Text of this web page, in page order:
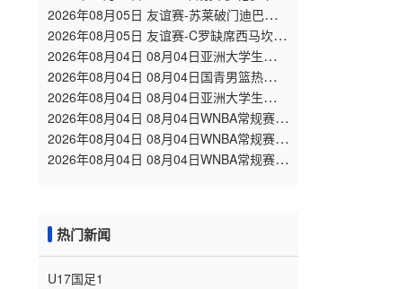
81 - 92 金州女武神 全场集锦
2026年08月05日 友谊赛-苏莱破门迪巴拉助
攻 罗马4-1纽波特郡
2026年08月05日 友谊赛-C罗缺席西马坎送
点 胜利0-2不敌阿尔梅里亚
2026年08月04日 08月04日亚洲大学生篮球
联赛小组赛 延世大学 82 - 83 北京大学 集
2026年08月04日 08月04日国青男篮热身赛
中国U18男篮 94 - 85 加拿大大卫·安篮球学
院 集锦
2026年08月04日 08月04日亚洲大学生篮球
联赛小组赛 早稻田大学 71 - 86 清华大学
2026年08月04日 08月04日WNBA常规赛
菲尼克斯水星106-101芝加哥天空 全场集锦
2026年08月04日 08月04日WNBA常规赛
西雅图风暴83-95纽约自由人 全场集锦
2026年08月04日 08月04日WNBA常规赛
热门新闻
U17国足1